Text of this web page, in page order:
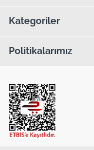
Kategoriler
Politikalarımız